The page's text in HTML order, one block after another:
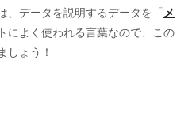
、データを説明するデータを「 メ
によく使われる言葉なので、この
しょう！